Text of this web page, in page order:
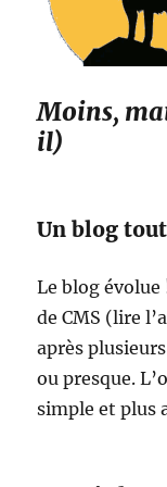
Moins,
il)
Un blog
Le blog évolue
de CMS (lire
après
ou presque.
simple et plus